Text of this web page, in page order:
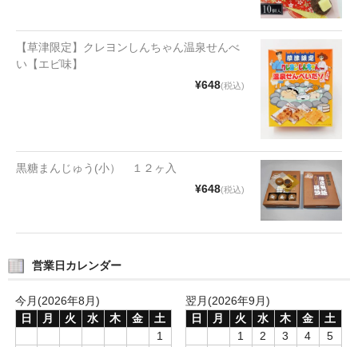
文具・雑貨
日用品・雑貨
筆記具
会社情報
会社理念
沿革
【草津限定】クレヨンしんちゃん温泉せんべ
い【エビ味】
¥648(税込)
黒糖まんじゅう(小） １２ヶ入
¥648(税込)
営業日カレンダー
今月(2026年8月)
日
月 火 水 木 金
土
1
翌月(2026年9月)
日
月 火 水 木 金
土
1
2 3 4
5